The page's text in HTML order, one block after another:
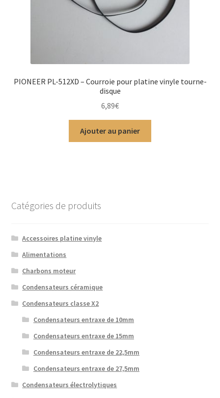
PIONEER PL-512XD – Courroie pour platine vinyle tourne-
disque
6,89€
Ajouter au panier
Catégories de produits
Accessoires platine vinyle
Alimentations
Charbons moteur
Condensateurs céramique
Condensateurs classe X2
Condensateurs entraxe de 10mm
Condensateurs entraxe de 15mm
Condensateurs entraxe de 22,5mm
Condensateurs entraxe de 27,5mm
Condensateurs électrolytiques